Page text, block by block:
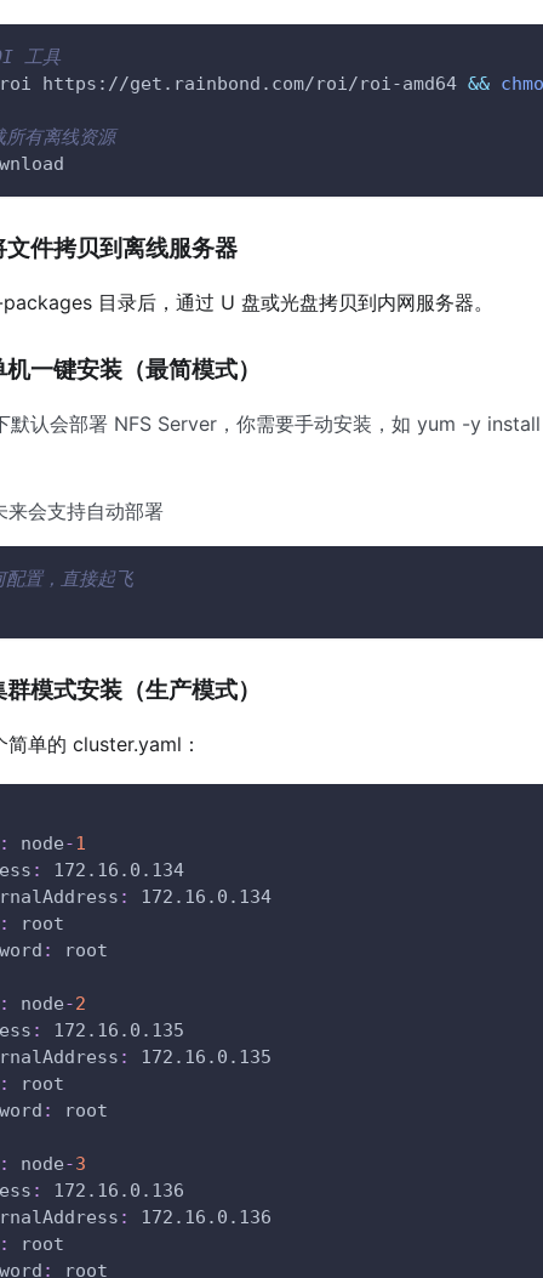
工具
https://get.rainbond.com/roi/roi-amd64 &&
有离线资源
件拷贝到离线服务器
目录后，通过 U 盘或光盘拷贝到内网服务器。
一键安装（最简模式）
默认会部署 NFS Server，你需要手动安装，如 yum -y
来会支持自动部署
置，直接起飞
模式安装（生产模式）
简单的 cluster.yaml：
: node-1
:
172.16.0.134
:
172.16.0.134
:
root
: root
: node-2
:
172.16.0.135
:
172.16.0.135
:
root
: root
: node-3
:
172.16.0.136
:
172.16.0.136
:
root
: root